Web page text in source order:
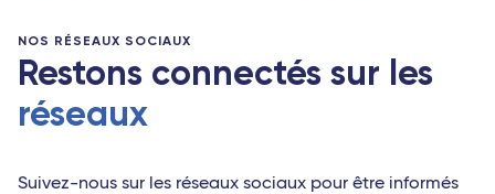
NOS RÉSEAUX SOCIAUX
Restons connectés sur les
réseaux
Suivez-nous sur les réseaux sociaux pour être informés